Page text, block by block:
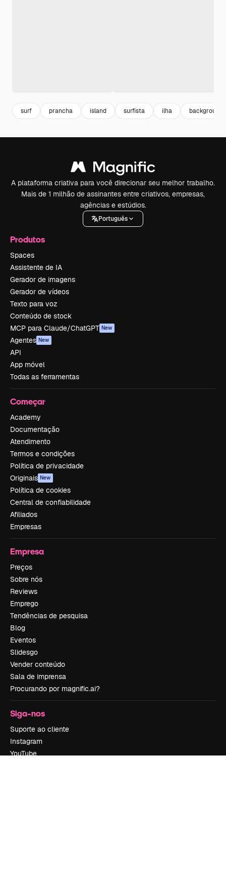
surf prancha island surfista ilha background
A plataforma criativa para você direcionar seu melhor trabalho.
Mais de 1 milhão de assinantes entre criativos, empresas,
agências e estúdios.
Português
Produtos
Spaces
Assistente de IA
Gerador de imagens
Gerador de vídeos
Texto para voz
Conteúdo de stock
MCP para Claude/ChatGPT New
Agentes New
API
App móvel
Todas as ferramentas
Começar
Academy
Documentação
Atendimento
Termos e condições
Política de privacidade
Originais New
Política de cookies
Central de confiabilidade
Afiliados
Empresas
Empresa
Preços
Sobre nós
Reviews
Emprego
Tendências de pesquisa
Blog
Eventos
Slidesgo
Vender conteúdo
Sala de imprensa
Procurando por magnific.ai?
Siga-nos
Suporte ao cliente
Instagram
YouTube